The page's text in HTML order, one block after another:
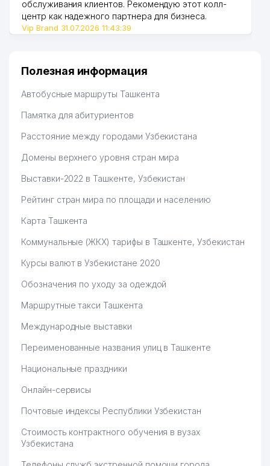
обслуживания клиентов. Рекомендую этот колл-
центр как надежного партнера для бизнеса.
Vip Brand 31.07.2026 11:43:39
Полезная информация
Автобусные маршруты Ташкента
Памятка для абитуриентов
Расстояние между городами Узбекистана
Домены верхнего уровня стран мира
Выставки-2022 в Ташкенте, Узбекистан
Рейтинг стран мира по площади и населению
Карта Ташкента
Коммунальные (ЖКХ) тарифы в Ташкенте, Узбекистан
Курсы валют в Узбекистане 2020
Обозначения по уходу за одеждой
Маршрутные такси Ташкента
Международные выставки
Переименованные названия улиц в Ташкенте
Национальные праздники
Онлайн-сервисы
Почтовые индексы Республики Узбекистан
Стоимость контрактного обучения в вузах
Узбекистана